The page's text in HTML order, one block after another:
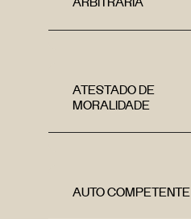
ATESTADO DE
MORALIDADE
AUTO COMPETENTE